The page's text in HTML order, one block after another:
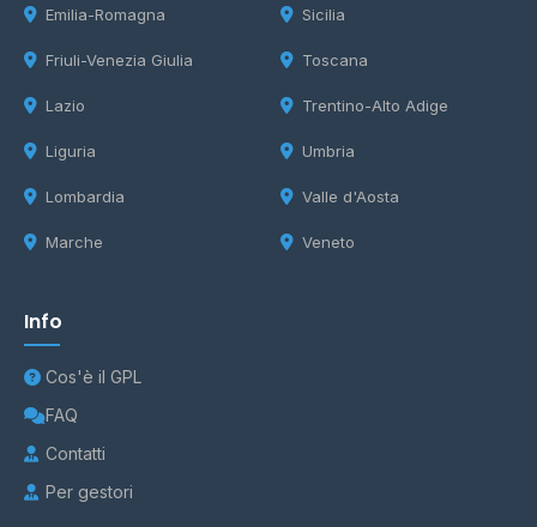
Emilia-Romagna
Friuli-Venezia Giulia
Lazio
Liguria
Lombardia
Marche
Sicilia
Toscana
Trentino-Alto Adige
Umbria
Valle d'Aosta
Veneto
Info
Cos'è il GPL
FAQ
Contatti
Per gestori